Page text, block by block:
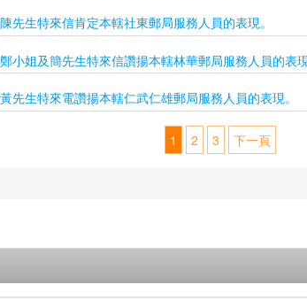
先生特來信肯定本轄社東郵局服務人員的表現。
小姐及簡先生特來信讚揚本轄林華郵局服務人員的表
先生特來電讚揚本轄仁武仁雄郵局服務人員的表現。
1 2 3 下一頁